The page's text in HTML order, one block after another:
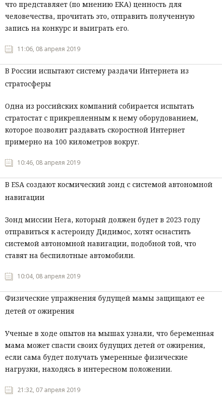
что представляет (по мнению ЕКА) ценность для
человечества, прочитать это, отправить полученную
запись на конкурс и выиграть его.
11:06, 08 апреля 2019
В России испытают систему раздачи Интернета из
стратосферы
Одна из российских компаний собирается испытать
стратостат с прикрепленным к нему оборудованием,
которое позволит раздавать скоростной Интернет
примерно на 100 километров вокруг.
10:46, 08 апреля 2019
В ESA создают космический зонд с системой автономной
навигации
Зонд миссии Hera, который должен будет в 2023 году
отправиться к астероиду Дидимос, хотят оснастить
системой автономной навигации, подобной той, что
ставят на беспилотные автомобили.
10:04, 08 апреля 2019
Физические упражнения будущей мамы защищают ее
детей от ожирения
Ученые в ходе опытов на мышах узнали, что беременная
мама может спасти своих будущих детей от ожирения,
если сама будет получать умеренные физические
нагрузки, находясь в интересном положении.
21:32, 07 апреля 2019